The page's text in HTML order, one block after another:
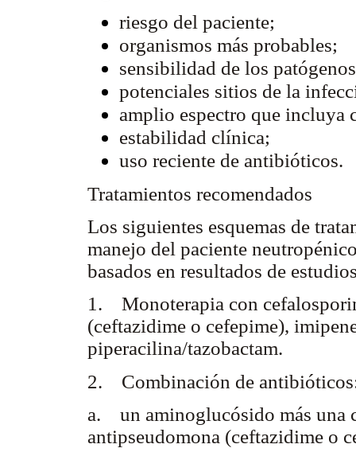
riesgo del paciente;
organismos más probables;
sensibilidad de los
potenciales sitios de la
amplio espectro que incluya
estabilidad clínica;
uso reciente de antibióticos.
Tratamientos recomendados
Los siguientes esquemas de
manejo del paciente
basados en resultados de
1. Monoterapia con
(ceftazidime o cefepime),
piperacilina/tazobactam.
2. Combinación de
a. un aminoglucósido más una
antipseudomona (ceftazidime o